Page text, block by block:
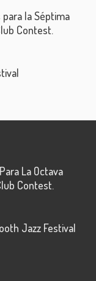
la Séptima
Contest.
La Octava
Contest.
Jazz Festival